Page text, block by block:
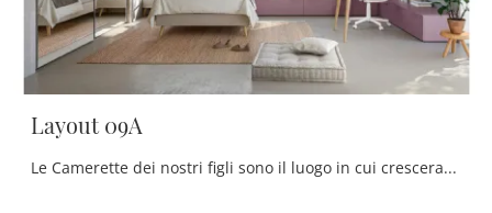
Layout 09A
Le Camerette dei nostri figli sono il luogo in cui cresceranno divertendosi e sognando, quindi è essenziale che lo spazio sia agevole.